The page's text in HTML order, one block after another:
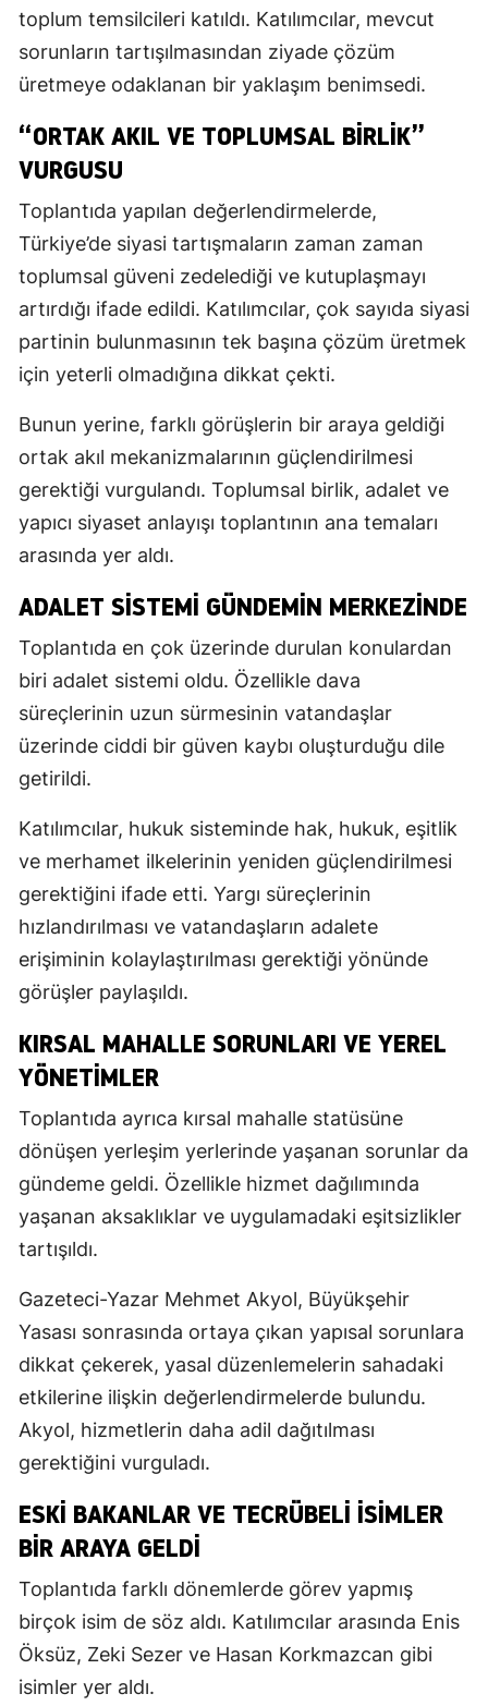
toplum temsilcileri katıldı. Katılımcılar, mevcut
sorunların tartışılmasından ziyade çözüm
üretmeye odaklanan bir yaklaşım benimsedi.
“ORTAK AKIL VE TOPLUMSAL BIRLIK”
VURGUSU
Toplantıda yapılan değerlendirmelerde,
Türkiye’de siyasi tartışmaların zaman zaman
toplumsal güveni zedelediği ve kutuplaşmayı
artırdığı ifade edildi. Katılımcılar, çok sayıda siyasi
partinin bulunmasının tek başına çözüm üretmek
için yeterli olmadığına dikkat çekti.
Bunun yerine, farklı görüşlerin bir araya geldiği
ortak akıl mekanizmalarının güçlendirilmesi
gerektiği vurgulandı. Toplumsal birlik, adalet ve
yapıcı siyaset anlayışı toplantının ana temaları
arasında yer aldı.
ADALET SISTEMI GÜNDEMIN MERKEZINDE
Toplantıda en çok üzerinde durulan konulardan
biri adalet sistemi oldu. Özellikle dava
süreçlerinin uzun sürmesinin vatandaşlar
üzerinde ciddi bir güven kaybı oluşturduğu dile
getirildi.
Katılımcılar, hukuk sisteminde hak, hukuk, eşitlik
ve merhamet ilkelerinin yeniden güçlendirilmesi
gerektiğini ifade etti. Yargı süreçlerinin
hızlandırılması ve vatandaşların adalete
erişiminin kolaylaştırılması gerektiği yönünde
görüşler paylaşıldı.
KIRSAL MAHALLE SORUNLARI VE YEREL
YÖNETIMLER
Toplantıda ayrıca kırsal mahalle statüsüne
dönüşen yerleşim yerlerinde yaşanan sorunlar da
gündeme geldi. Özellikle hizmet dağılımında
yaşanan aksaklıklar ve uygulamadaki eşitsizlikler
tartışıldı.
Gazeteci-Yazar Mehmet Akyol, Büyükşehir
Yasası sonrasında ortaya çıkan yapısal sorunlara
dikkat çekerek, yasal düzenlemelerin sahadaki
etkilerine ilişkin değerlendirmelerde bulundu.
Akyol, hizmetlerin daha adil dağıtılması
gerektiğini vurguladı.
ESKI BAKANLAR VE TECRÜBELI İSIMLER
BIR ARAYA GELDI
Toplantıda farklı dönemlerde görev yapmış
birçok isim de söz aldı. Katılımcılar arasında Enis
Öksüz, Zeki Sezer ve Hasan Korkmazcan gibi
isimler yer aldı.